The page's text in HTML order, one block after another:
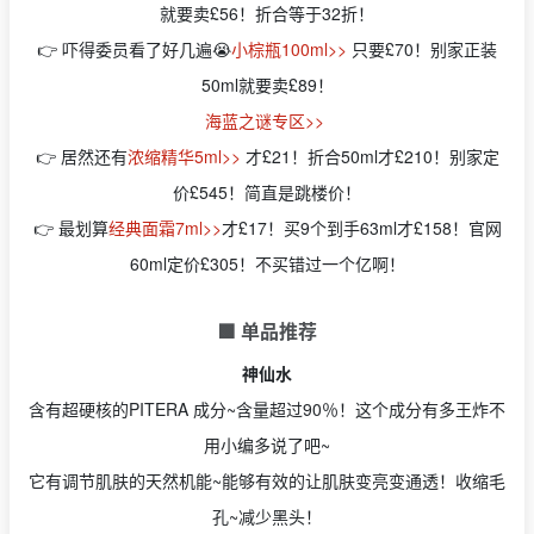
就要卖£56！折合等于32折！
👉 吓得委员看了好几遍😭小棕瓶100ml>> 只要£70！别家正装
50ml就要卖£89！
海蓝之谜专区>>
👉 居然还有浓缩精华5ml>> 才£21！折合50ml才£210！别家定
价£545！简直是跳楼价！
👉 最划算经典面霜7ml>>才£17！买9个到手63ml才£158！官网
60ml定价£305！不买错过一个亿啊！
🟩 单品推荐
神仙水
含有超硬核的PITERA 成分~含量超过90％！这个成分有多王炸不
用小编多说了吧~
它有调节肌肤的天然机能~能够有效的让肌肤变亮变通透！收缩毛
孔~减少黑头！